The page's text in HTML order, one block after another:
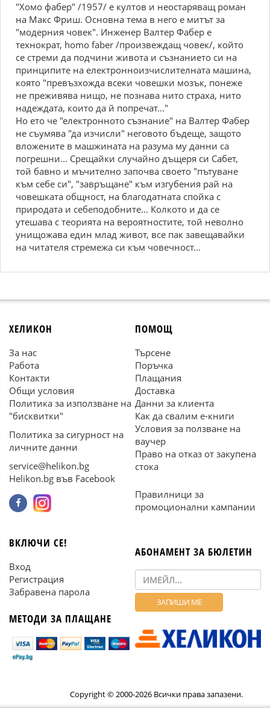
"Хомо фабер" /1957/ е култов и неостаряващ роман
на Макс Фриш. Основна тема в него е митът за
"модерния човек". Инженер Валтер Фабер е
технократ, homo faber /произвеждащ човек/, който
се стреми да подчини живота и съзнанието си на
принципите на електронноизчислителната машина,
която "превъзхожда всеки човешки мозък, понеже
не преживява нищо, не познава нито страха, нито
надеждата, които да й попречат..."
Но ето че "електронното съзнание" на Валтер Фабер
не съумява "да изчисли" неговото бъдеще, защото
вложените в машжината на разума му данни са
погрешни... Срещайки случайно дъщеря си Сабет,
той бавно и мъчително започва своето "пътуване
към себе си", "завръщане" към изгубения рай на
човешката общност, на благодатната спойка с
природата и себеподобните... Колкото и да се
утешава с теорията на вероятностите, той неволно
унищожава един млад живот, все пак завещавайки
на читателя стремежа си към човечност...
ХЕЛИКОН
За нас
Работа
Контакти
Общи условия
Политика за използване на
"бисквитки"
Политика за сигурност на
личните данни
service@helikon.bg
Helikon.bg във Facebook
ПОМОЩ
Търсене
Поръчка
Плащания
Доставка
Данни за клиента
Как да свалим е-книги
Условия за ползване на
ваучер
Право на отказ от закупена
стока
Правилници за
промоционални кампании
ВКЛЮЧИ СЕ!
Вход
Регистрация
Забравена парола
МЕТОДИ ЗА ПЛАЩАНЕ
АБОНАМЕНТ ЗА БЮЛЕТИН
Copyright © 2000-2026 Всички права запазени.